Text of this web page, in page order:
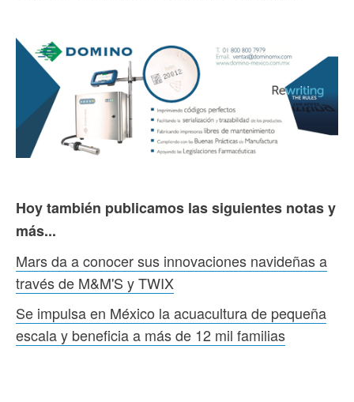
Hoy también publicamos las siguientes notas y
más...
Mars da a conocer sus innovaciones navideñas a
través de M&M'S y TWIX
Se impulsa en México la acuacultura de pequeña
escala y beneficia a más de 12 mil familias